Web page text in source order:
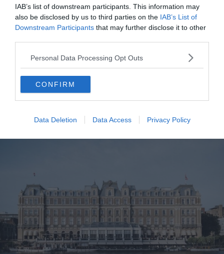
IAB’s list of downstream participants. This information may
also be disclosed by us to third parties on the IAB’s List of
Downstream Participants that may further disclose it to other
Personal Data Processing Opt Outs
CONFIRM
Data Deletion Data Access Privacy Policy
d’options gastronomiques au bar et au restaurant
moderne.
Élégance et panorama à